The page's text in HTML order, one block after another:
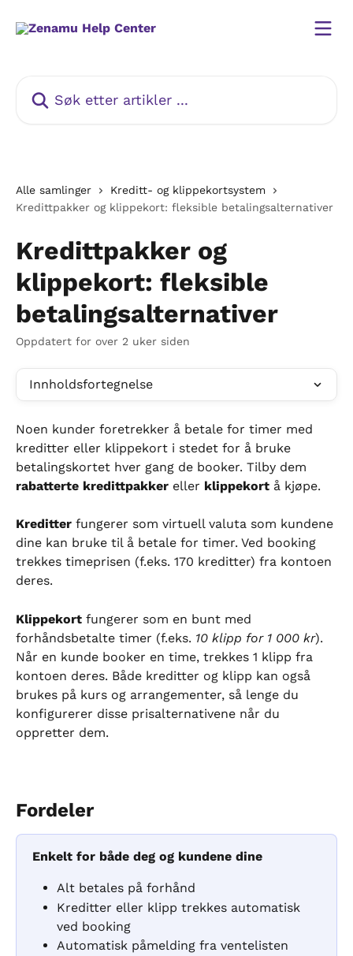
Alle samlinger
Kreditt- og klippekortsystem
Kredittpakker og klippekort: fleksible betalingsalternativer
Kredittpakker og
klippekort: fleksible
betalingsalternativer
Oppdatert for over 2 uker siden
Innholdsfortegnelse
Noen kunder foretrekker å betale for timer med
kreditter eller klippekort i stedet for å bruke
betalingskortet hver gang de booker. Tilby dem
rabatterte kredittpakker eller klippekort å kjøpe.
Kreditter fungerer som virtuell valuta som kundene
dine kan bruke til å betale for timer. Ved booking
trekkes timeprisen (f.eks. 170 kreditter) fra kontoen
deres.
Klippekort fungerer som en bunt med
forhåndsbetalte timer (f.eks. 10 klipp for 1 000 kr).
Når en kunde booker en time, trekkes 1 klipp fra
kontoen deres. Både kreditter og klipp kan også
brukes på kurs og arrangementer, så lenge du
konfigurerer disse prisalternativene når du
oppretter dem.
Fordeler
Enkelt for både deg og kundene dine
Alt betales på forhånd
Kreditter eller klipp trekkes automatisk
ved booking
Automatisk påmelding fra ventelisten